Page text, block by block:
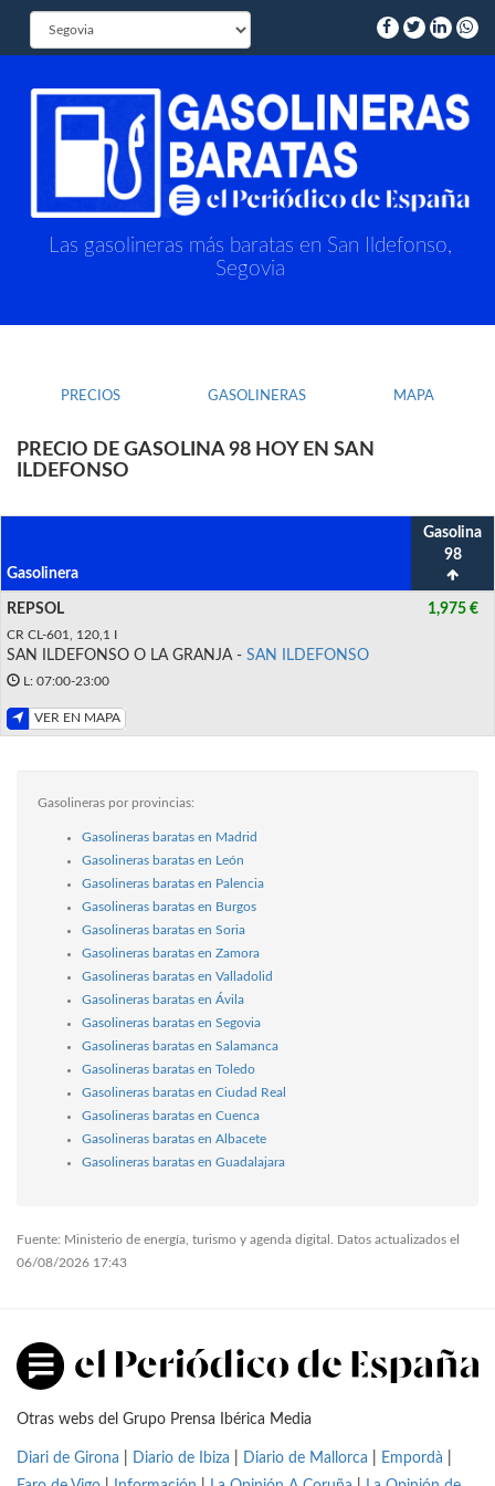
Las gasolineras más baratas en San Ildefonso,
Segovia
PRECIOS GASOLINERAS MAPA
PRECIO DE GASOLINA 98 HOY EN SAN
ILDEFONSO
Gasolinera
Gasolina
98
REPSOL
CR CL-601, 120,1 I
SAN ILDEFONSO O LA GRANJA - SAN ILDEFONSO
L: 07:00-23:00
VER EN MAPA
1,975 €
Gasolineras por provincias:
Gasolineras baratas en Madrid
Gasolineras baratas en León
Gasolineras baratas en Palencia
Gasolineras baratas en Burgos
Gasolineras baratas en Soria
Gasolineras baratas en Zamora
Gasolineras baratas en Valladolid
Gasolineras baratas en Ávila
Gasolineras baratas en Segovia
Gasolineras baratas en Salamanca
Gasolineras baratas en Toledo
Gasolineras baratas en Ciudad Real
Gasolineras baratas en Cuenca
Gasolineras baratas en Albacete
Gasolineras baratas en Guadalajara
Fuente: Ministerio de energía, turismo y agenda digital. Datos actualizados el
06/08/2026 17:43
Otras webs del Grupo Prensa Ibérica Media
Diari de Girona Diario de Ibiza Diario de Mallorca Empordà